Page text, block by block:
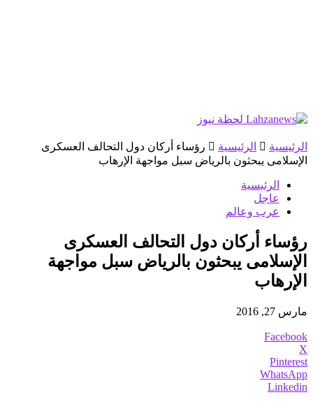
الرئيسية الرئيسية
رؤساء أركان دول التحالف العسكرى
الإسلامى يبحثون بالرياض سبل مواجهة الإرهاب
الرئيسية
عاجل
عرب وعالم
رؤساء أركان دول التحالف العسكرى
الإسلامى يبحثون بالرياض سبل مواجهة
الإرهاب
مارس 27, 2016
Facebook
X
Pinterest
WhatsApp
Linkedin